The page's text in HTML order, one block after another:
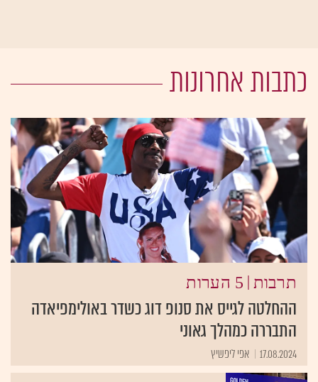
כתבות אחרונות
תרבות | 5 הערות
ההחלטה לגייס את סנופ דוג כשדר באולימפיאדה
התבררה כמהלך גאוני
17.08.2024 אפי ליפשיץ